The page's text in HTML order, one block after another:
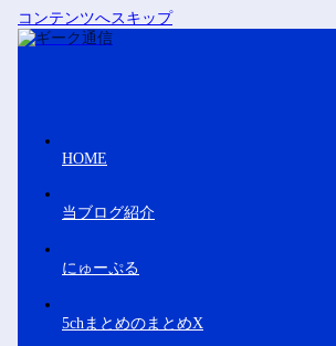
コンテンツへスキップ
HOME
当ブログ紹介
にゅーぷる
5chまとめのまとめX